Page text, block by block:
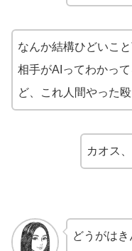
なんか結構ひどいこと
相手がAIってわかっ
ど、これ人間やった
カオス
どうがは